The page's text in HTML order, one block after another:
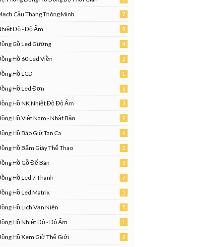
Cầu Thang Thông Minh 7
Độ - Độ Ẩm 8
Gồ Led Gương 4
Hồ 60 Led Viền 2
Hồ LCD
1
Hồ Led Đơn
3
Hồ NK Nhiệt Độ Độ Ẩm 3
Hồ Việt Nam - Nhật Bản 9
Hồ Báo Giờ Tan Ca 6
Hồ Bấm Giây Thể Thao
2
Hồ Gỗ Để Bàn
3
Hồ Led 7 Thanh
7
Hồ Led Matrix 5
Hồ Lịch Vạn Niên
5
Hồ Nhiệt Độ - Độ Ẩm
1
1
Hồ Xem Giờ Thế Giới 2